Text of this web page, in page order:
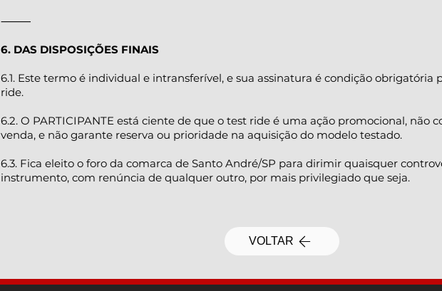
⸻
6. DAS DISPOSIÇÕES FINAIS
6.1. Este termo é individual e intransferível, e sua assinatura é condição obrigatória
ride.
6.2. O PARTICIPANTE está ciente de que o test ride é uma ação promocional, não
venda, e não garante reserva ou prioridade na aquisição do modelo testado.
6.3. Fica eleito o foro da comarca de Santo André/SP para dirimir quaisquer
instrumento, com renúncia de qualquer outro, por mais privilegiado que seja.
VOLTAR